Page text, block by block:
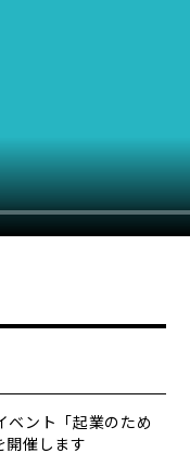
ベント「起業のため
開催します